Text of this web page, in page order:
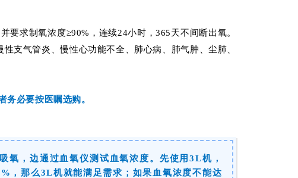
并要求制氧浓度≥90%，连续24小时，365天不间断出氧。
支气管炎、慢性心功能不全、肺心病、肺气肿、尘肺、
务必要按医嘱选购。
氧，边通过血氧仪测试血氧浓度。先使用3L机，
，那么3L机就能满足需求；如果血氧浓度不能达